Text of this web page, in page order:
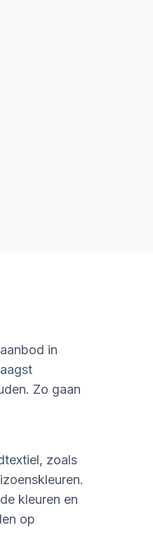
in
Zo gaan
zoals
kleuren en
op